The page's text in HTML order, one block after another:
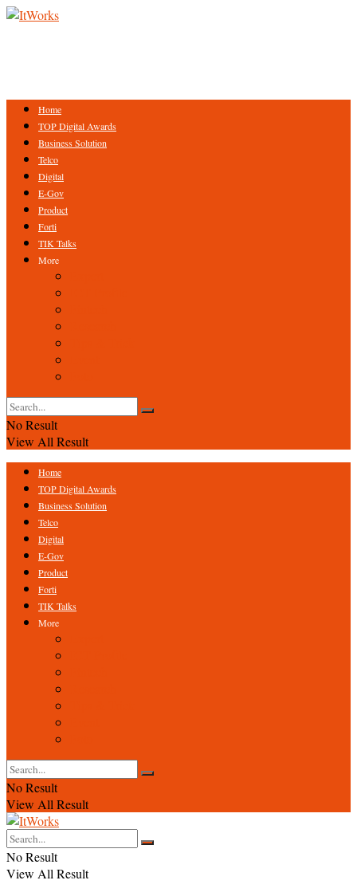
Home
TOP Digital Awards
Business Solution
Telco
Digital
E-Gov
Product
Forti
TIK Talks
More
No Result
View All Result
Home
TOP Digital Awards
Business Solution
Telco
Digital
E-Gov
Product
Forti
TIK Talks
More
No Result
View All Result
No Result
View All Result